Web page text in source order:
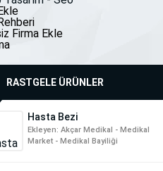
Firma Ekle
RASTGELE ÜRÜNLER
Hasta Bezi
Ekleyen: Akçar Medikal - Medikal
Market - Medikal Bayiliği